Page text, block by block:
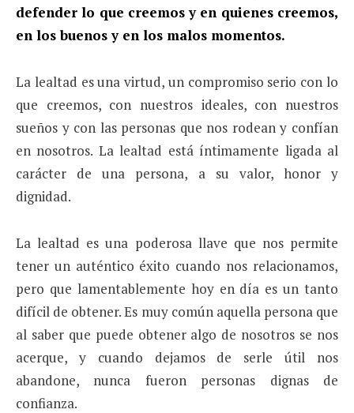
defender lo que creemos y en quienes creemos,
en los buenos y en los malos momentos.
La lealtad es una virtud, un compromiso serio con lo
que creemos, con nuestros ideales, con nuestros
sueños y con las personas que nos rodean y confían
en nosotros. La lealtad está íntimamente ligada al
carácter de una persona, a su valor, honor y
dignidad.
La lealtad es una poderosa llave que nos permite
tener un auténtico éxito cuando nos relacionamos,
pero que lamentablemente hoy en día es un tanto
difícil de obtener. Es muy común aquella persona que
al saber que puede obtener algo de nosotros se nos
acerque, y cuando dejamos de serle útil nos
abandone, nunca fueron personas dignas de
confianza.